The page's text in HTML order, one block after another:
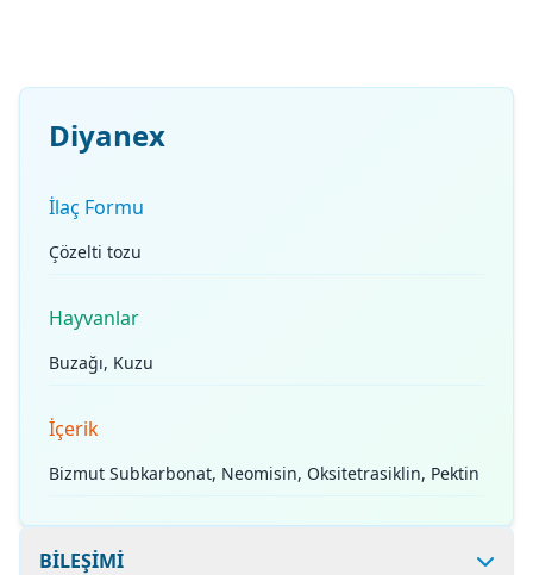
Diyanex
İlaç Formu
Çözelti tozu
Hayvanlar
Buzağı, Kuzu
İçerik
Bizmut Subkarbonat, Neomisin, Oksitetrasiklin, Pektin
BİLEŞİMİ